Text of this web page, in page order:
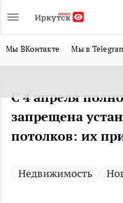
Мы ВКонтакте Мы в
С 4 апреля
запрещена
потолков: их
Недвижимость